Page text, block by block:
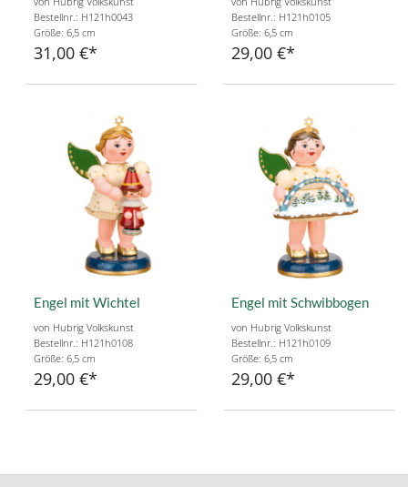
Bestellnr.: H121h0043
Größe: 6,5 cm
31,00 €
Bestellnr.: H121h0105
Größe: 6,5 cm
29,00 €
Engel mit Wichtel
von Hubrig Volkskunst
Bestellnr.: H121h0108
Größe: 6,5 cm
29,00 €
Engel mit Schwibbogen
von Hubrig Volkskunst
Bestellnr.: H121h0109
Größe: 6,5 cm
29,00 €